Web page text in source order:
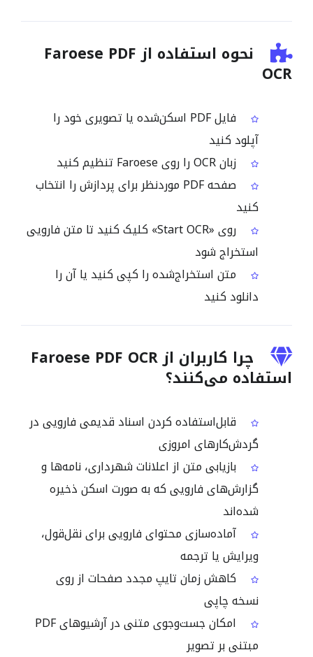
نحوه استفاده از Faroese PDF
OCR
فایل PDF اسکن‌شده یا تصویری خود را
آپلود کنید
زبان OCR را روی Faroese تنظیم کنید
صفحه PDF موردنظر برای پردازش را انتخاب
کنید
روی «Start OCR» کلیک کنید تا متن فارویی
استخراج شود
متن استخراج‌شده را کپی کنید یا آن را
دانلود کنید
چرا کاربران از Faroese PDF OCR
استفاده می‌کنند؟
قابل‌استفاده کردن اسناد قدیمی فارویی در
گردش‌کارهای امروزی
بازیابی متن از اعلانات شهرداری، نامه‌ها و
گزارش‌های فارویی که به صورت اسکن ذخیره
شده‌اند
آماده‌سازی محتوای فارویی برای نقل‌قول،
ویرایش یا ترجمه
کاهش زمان تایپ مجدد صفحات از روی
نسخه چاپی
امکان جست‌وجوی متنی در آرشیوهای PDF
مبتنی بر تصویر